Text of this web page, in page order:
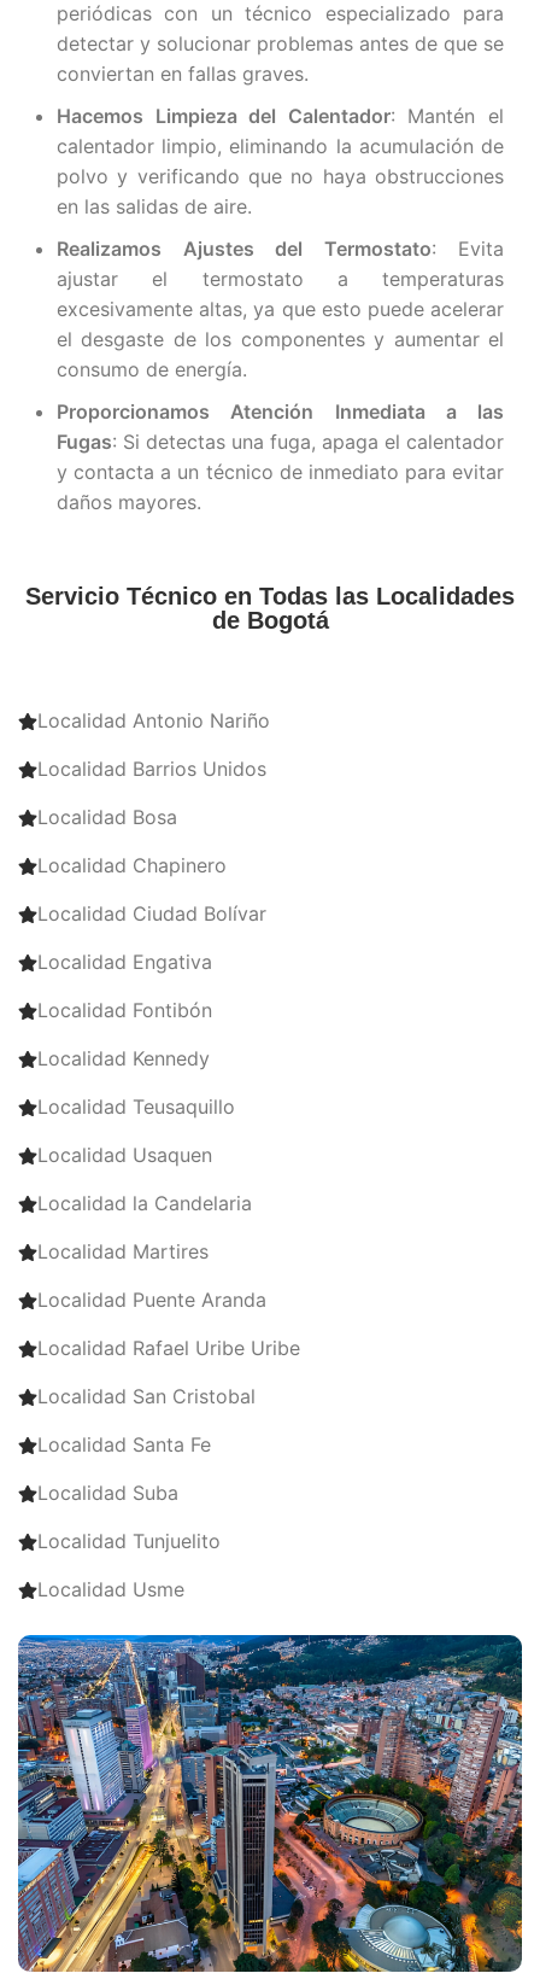
periódicas con un técnico especializado para
detectar y solucionar problemas antes de que se
conviertan en fallas graves.
Hacemos Limpieza del Calentador: Mantén el
calentador limpio, eliminando la acumulación de
polvo y verificando que no haya obstrucciones
en las salidas de aire.
Realizamos Ajustes del Termostato: Evita
ajustar el termostato a temperaturas
excesivamente altas, ya que esto puede acelerar
el desgaste de los componentes y aumentar el
consumo de energía.
Proporcionamos Atención Inmediata a las
Fugas: Si detectas una fuga, apaga el calentador
y contacta a un técnico de inmediato para evitar
daños mayores.
Servicio Técnico en Todas las Localidades
de Bogotá
Localidad Antonio Nariño
Localidad Barrios Unidos
Localidad Bosa
Localidad Chapinero
Localidad Ciudad Bolívar
Localidad Engativa
Localidad Fontibón
Localidad Kennedy
Localidad Teusaquillo
Localidad Usaquen
Localidad la Candelaria
Localidad Martires
Localidad Puente Aranda
Localidad Rafael Uribe Uribe
Localidad San Cristobal
Localidad Santa Fe
Localidad Suba
Localidad Tunjuelito
Localidad Usme